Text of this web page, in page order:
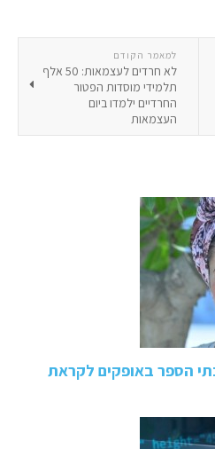
למאמר הקודם
לא חרדים לעצמאות: 50 אלף
תלמידי מוסדות הפטור
החרדיים ילמדו ביום
העצמאות
הספר באופקים לקראת